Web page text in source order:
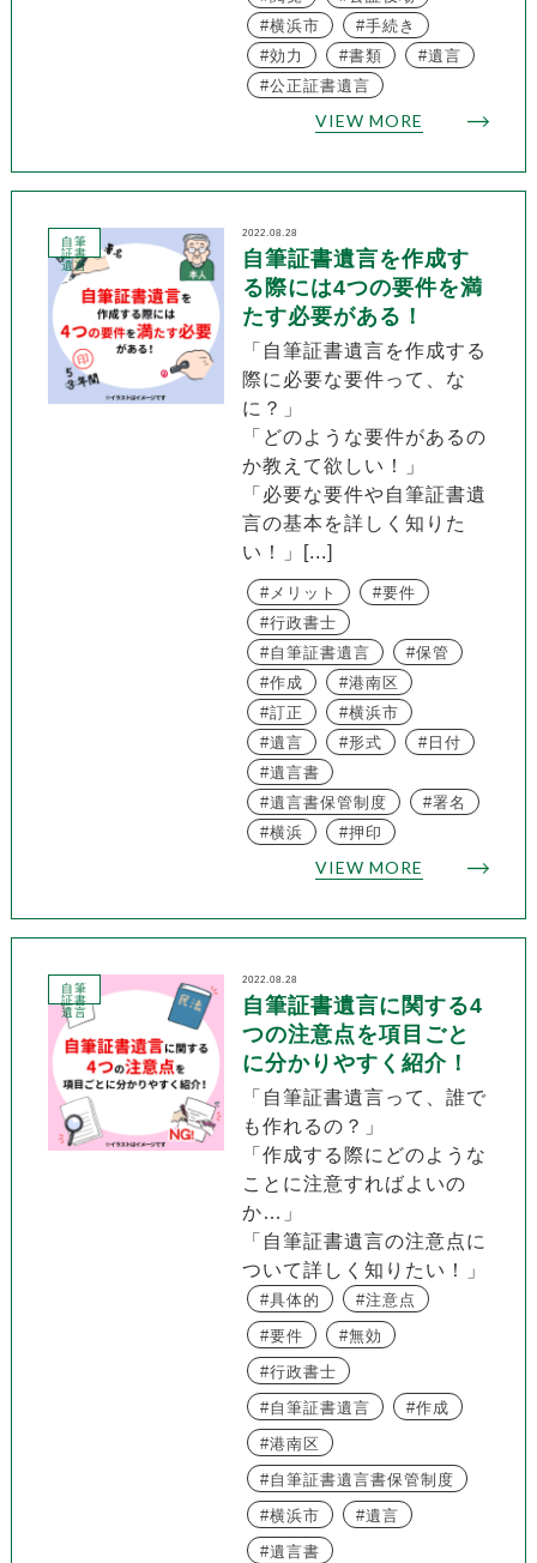
横浜市
手続き
効力
書類
遺言
公正証書遺言
VIEW MORE
自筆
証書
遺言
2022.08.28
自筆証書遺言を作成す
る際には4つの要件を満
たす必要がある！
「自筆証書遺言を作成する
際に必要な要件って、な
に？」
「どのような要件があるの
か教えて欲しい！」
「必要な要件や自筆証書遺
言の基本を詳しく知りた
い！」[...]
メリット
要件
行政書士
自筆証書遺言
保管
作成
港南区
訂正
横浜市
遺言
形式
日付
遺言書
遺言書保管制度
署名
横浜
押印
VIEW MORE
自筆
証書
遺言
2022.08.28
自筆証書遺言に関する4
つの注意点を項目ごと
に分かりやすく紹介！
「自筆証書遺言って、誰で
も作れるの？」
「作成する際にどのような
ことに注意すればよいの
か…」
「自筆証書遺言の注意点に
ついて詳しく知りたい！」
具体的
注意点
要件
無効
行政書士
自筆証書遺言
作成
港南区
自筆証書遺言書保管制度
横浜市
遺言
遺言書